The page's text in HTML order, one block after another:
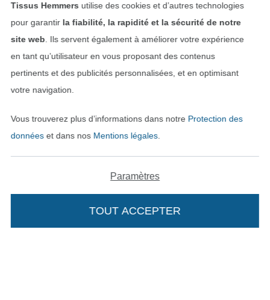
Trouvez plus d’idées
Deutsch
Nederlands
Passer à la boutique
Tissus Hemmers utilise des cookies et d’autres technologies
pour garantir la fiabilité, la rapidité et la sécurité de notre
site web . Ils servent également à améliorer votre expérience
en tant qu’utilisateur en vous proposant des contenus
pertinents et des publicités personnalisées, et en optimisant
votre navigation.
Vous trouverez plus d’informations dans notre Protection des
donnéeset dans nos Mentions légales.
Paramètres
TOUT ACCEPTER